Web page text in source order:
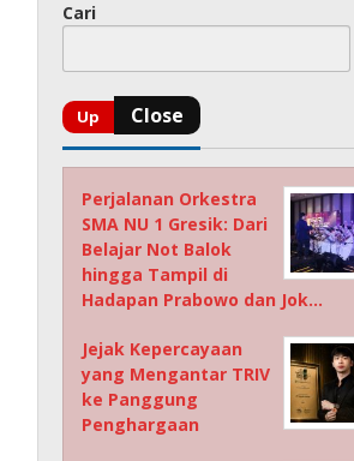
Cari
Perjalanan Orkestra
SMA NU 1 Gresik: Dari
Belajar Not Balok
hingga Tampil di
Hadapan Prabowo dan Jok…
Jejak Kepercayaan
yang Mengantar TRIV
ke Panggung
Penghargaan